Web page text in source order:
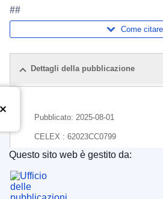
##
Come citare
Dettagli della pubblicazione
Pubblicato: 2025-08-01
CELEX : 62023CC0799
ECLI : ECLI:EU:C:2025:621
Ufficio delle pubblicazioni
Questo sito web è gestito da: